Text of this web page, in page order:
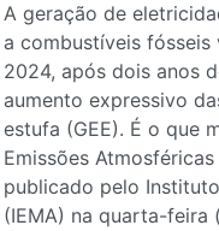
A geração de
a combustíveis fósseis
2024, após dois anos
aumento expressivo
estufa (GEE). É o que
Emissões
publicado pelo
(IEMA) na quarta-feira